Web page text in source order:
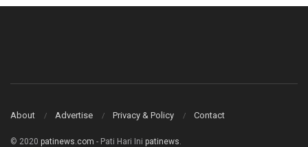
About Advertise Privacy & Policy Contact
© 2020 patinews.com - Pati Hari Ini patinews